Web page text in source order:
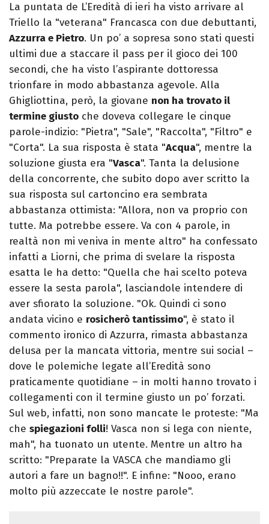
La puntata de L’Eredità di ieri ha visto arrivare al
Triello la "veterana" Francasca con due debuttanti,
Azzurra e Pietro. Un po’ a sopresa sono stati questi
ultimi due a staccare il pass per il gioco dei 100
secondi, che ha visto l’aspirante dottoressa
trionfare in modo abbastanza agevole. Alla
Ghigliottina, però, la giovane non ha trovato il
termine giusto che doveva collegare le cinque
parole-indizio: "Pietra", "Sale", "Raccolta", "Filtro" e
"Corta". La sua risposta è stata "Acqua", mentre la
soluzione giusta era "Vasca". Tanta la delusione
della concorrente, che subito dopo aver scritto la
sua risposta sul cartoncino era sembrata
abbastanza ottimista: "Allora, non va proprio con
tutte. Ma potrebbe essere. Va con 4 parole, in
realtà non mi veniva in mente altro" ha confessato
infatti a Liorni, che prima di svelare la risposta
esatta le ha detto: "Quella che hai scelto poteva
essere la sesta parola", lasciandole intendere di
aver sfiorato la soluzione. "Ok. Quindi ci sono
andata vicino e rosicherò tantissimo", è stato il
commento ironico di Azzurra, rimasta abbastanza
delusa per la mancata vittoria, mentre sui social –
dove le polemiche legate all’Eredità sono
praticamente quotidiane – in molti hanno trovato i
collegamenti con il termine giusto un po’ forzati.
Sul web, infatti, non sono mancate le proteste: "Ma
che spiegazioni folli! Vasca non si lega con niente,
mah", ha tuonato un utente. Mentre un altro ha
scritto: "Preparate la VASCA che mandiamo gli
autori a fare un bagno!!". E infine: "Nooo, erano
molto più azzeccate le nostre parole".